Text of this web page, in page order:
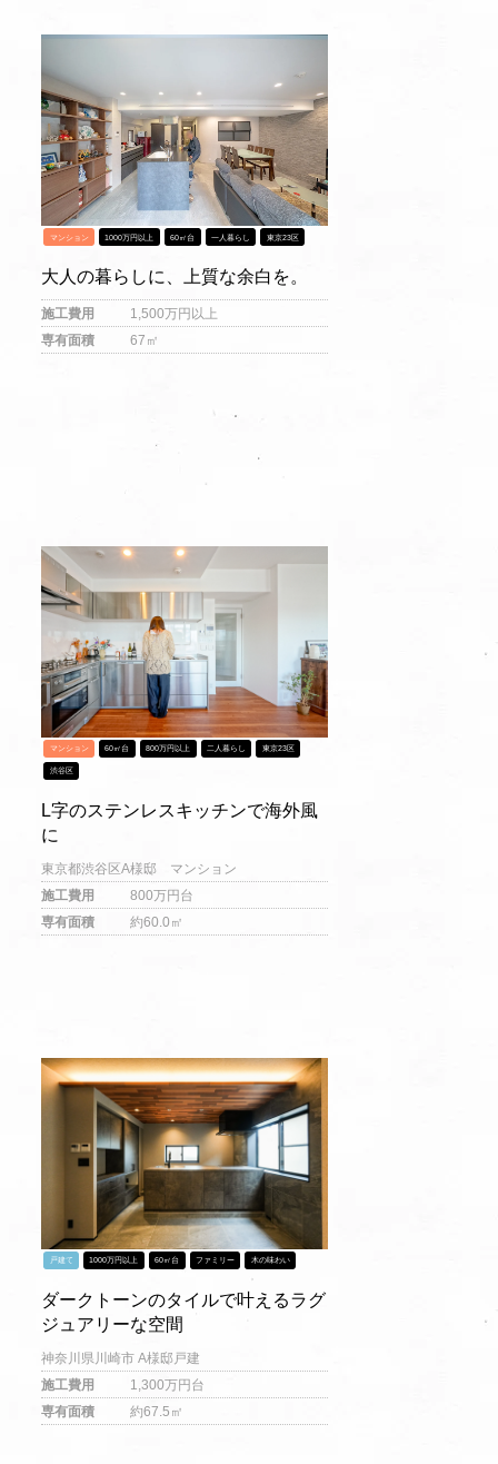
マンション 1000万円以上 60㎡台 一人暮らし 東京23区
大人の暮らしに、上質な余白を。
施工費用
1,500万円以上
専有面積
67㎡
マンション 60㎡台 800万円以上 二人暮らし 東京23区
渋谷区
L字のステンレスキッチンで海外風
に
東京都渋谷区A様邸 マンション
施工費用
800万円台
専有面積
約60.0㎡
戸建て 1000万円以上 60㎡台 ファミリー 木の味わい
ダークトーンのタイルで叶えるラグ
ジュアリーな空間
神奈川県川崎市 A様邸戸建
施工費用
1,300万円台
専有面積
約67.5㎡